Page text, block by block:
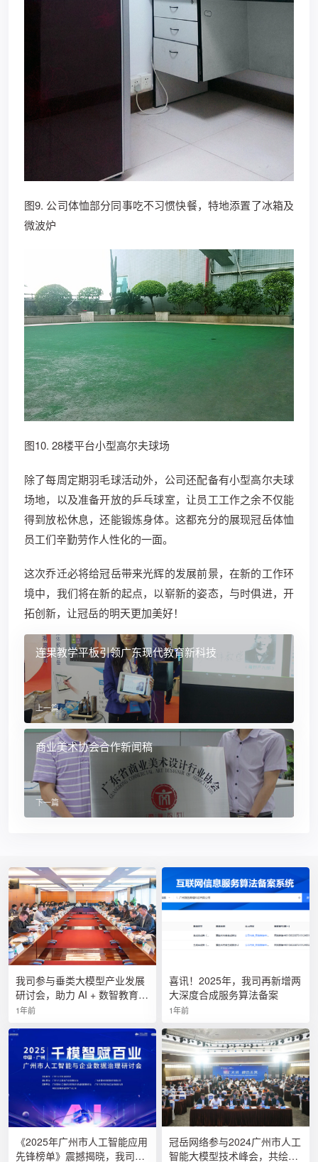
图9. 公司体恤部分同事吃不习惯快餐，特地添置了冰箱及
微波炉
图10. 28楼平台小型高尔夫球场
除了每周定期羽毛球活动外，公司还配备有小型高尔夫球
场地，以及准备开放的乒乓球室，让员工工作之余不仅能
得到放松休息，还能锻炼身体。这都充分的展现冠岳体恤
员工们辛勤劳作人性化的一面。
这次乔迁必将给冠岳带来光辉的发展前景，在新的工作环
境中，我们将在新的起点，以崭新的姿态，与时俱进，开
拓创新，让冠岳的明天更加美好！
连果教学平板引领广东现代教育新科技
上一篇
商业美术协会合作新闻稿
下一篇
我司参与垂类大模型产业发展
研讨会，助力 AI + 数智教育创
新
1年前
喜讯！2025年，我司再新增两
大深度合成服务算法备案
1年前
《2025年广州市人工智能应用
先锋榜单》震撼揭晓，我司荣
冠岳网络参与2024广州市人工
智能大模型技术峰会，共绘AI